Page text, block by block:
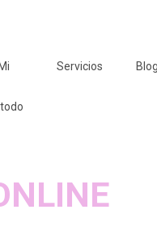
Mi Servicios